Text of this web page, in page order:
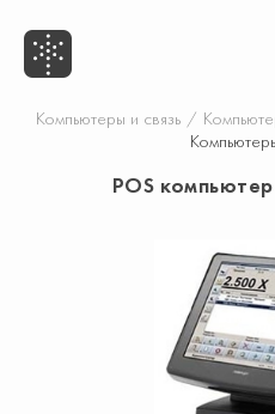
Компьютеры и связь /
POS